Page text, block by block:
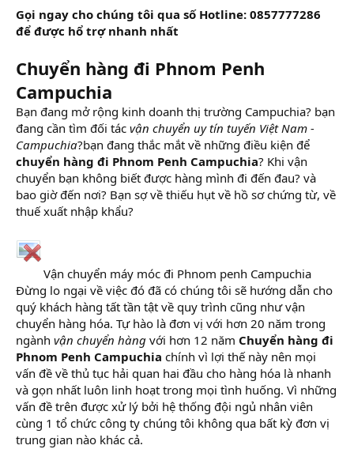
Gọi ngay cho chúng tôi qua số Hotline: 0857777286
để được hổ trợ nhanh nhất
Chuyển hàng đi Phnom Penh
Campuchia
Bạn đang mở rộng kinh doanh thị trường Campuchia? bạn
đang cần tìm đối tác vận chuyển uy tín tuyến Việt Nam -
Campuchia?bạn đang thắc mắt về những điều kiện để
chuyển hàng đi Phnom Penh Campuchia? Khi vận
chuyển bạn không biết được hàng mình đi đến đau? và
bao giờ đến nơi? Bạn sợ về thiếu hụt về hồ sơ chứng từ, về
thuế xuất nhập khẩu?
Vận chuyển máy móc đi Phnom penh Campuchia​
Đừng lo ngại về việc đó đã có chúng tôi sẽ hướng dẫn cho
quý khách hàng tất tần tật về quy trình cũng như vận
chuyển hàng hóa. Tự hào là đơn vị với hơn 20 năm trong
ngành vận chuyển hàng với hơn 12 năm Chuyển hàng đi
Phnom Penh Campuchia chính vì lợi thế này nên mọi
vấn đề về thủ tục hải quan hai đầu cho hàng hóa là nhanh
và gọn nhất luôn linh hoạt trong mọi tình huống. Vì những
vấn đề trên được xử lý bởi hệ thống đội ngủ nhân viên
cùng 1 tổ chức công ty chúng tôi không qua bất kỳ đơn vị
trung gian nào khác cả.